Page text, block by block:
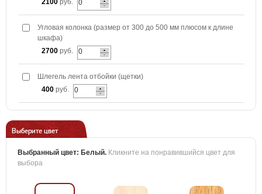
2100 руб.
Угловая колонка (размер от 300 до 500 мм плюсом к длине
шкафа)
2700 руб.
Шлегель лента отбойки (щетки)
400 руб.
Выберите цвет
Выбранный цвет: Белый. Кликните на понравившийся цвет для
выбора